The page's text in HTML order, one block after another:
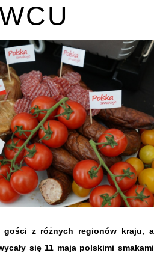
gości z różnych regionów kraju, a
się 11 maja polskimi smakami